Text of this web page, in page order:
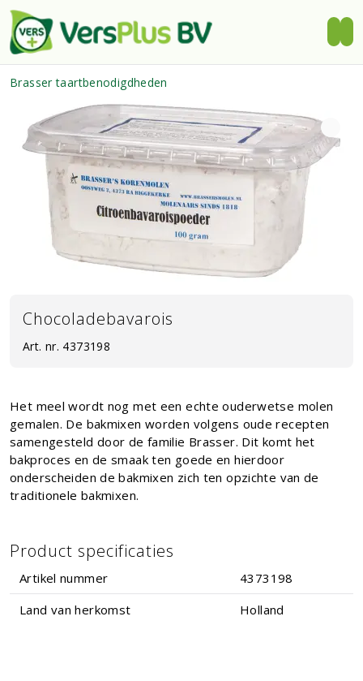
Brasser taartbenodigdheden
Chocoladebavarois
Art. nr. 4373198
Het meel wordt nog met een echte ouderwetse molen
gemalen. De bakmixen worden volgens oude recepten
samengesteld door de familie Brasser. Dit komt het
bakproces en de smaak ten goede en hierdoor
onderscheiden de bakmixen zich ten opzichte van de
traditionele bakmixen.
Product specificaties
Artikel nummer
4373198
Land van herkomst
Holland